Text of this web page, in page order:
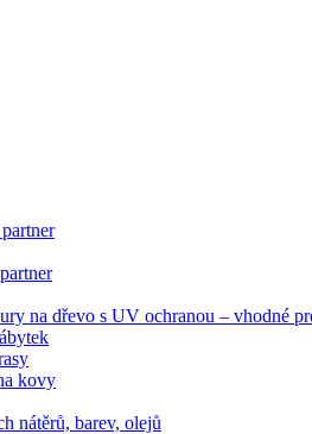
na dřevo s UV ochranou – vhodné
kovy
nátěrů, barev, olejů